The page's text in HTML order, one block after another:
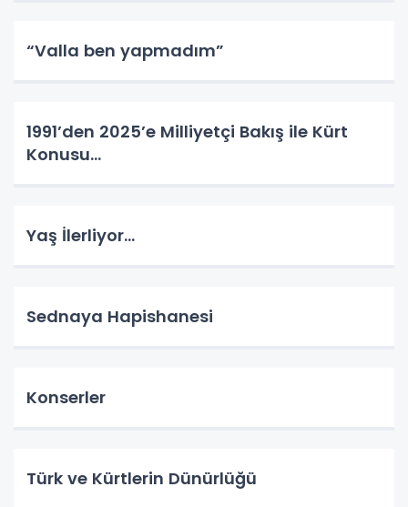
“Valla ben yapmadım”
1991’den 2025’e Milliyetçi Bakış ile Kürt
Konusu…
Yaş İlerliyor…
Sednaya Hapishanesi
Konserler
Türk ve Kürtlerin Dünürlüğü